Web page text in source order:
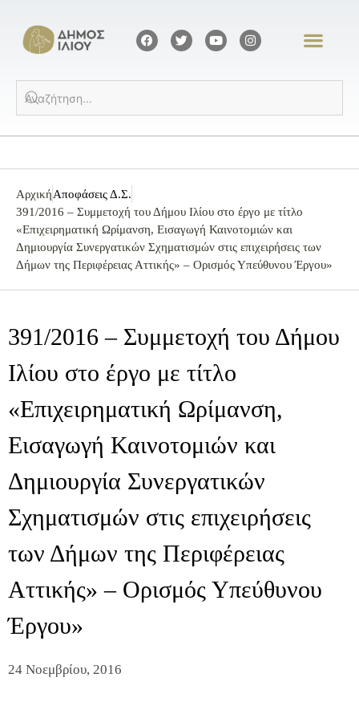
ΑρχικήΑποφάσεις Δ.Σ.
391/2016 – Συμμετοχή του Δήμου Ιλίου στο έργο με τίτλο
«Επιχειρηματική Ωρίμανση, Εισαγωγή Καινοτομιών και
Δημιουργία Συνεργατικών Σχηματισμών στις επιχειρήσεις των
Δήμων της Περιφέρειας Αττικής» – Ορισμός Υπεύθυνου Έργου»
391/2016 – Συμμετοχή του Δήμου
Ιλίου στο έργο με τίτλο
«Επιχειρηματική Ωρίμανση,
Εισαγωγή Καινοτομιών και
Δημιουργία Συνεργατικών
Σχηματισμών στις επιχειρήσεις
των Δήμων της Περιφέρειας
Αττικής» – Ορισμός Υπεύθυνου
Έργου»
24 Νοεμβρίου, 2016